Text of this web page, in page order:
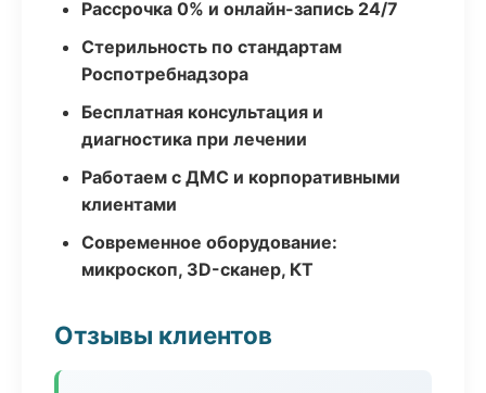
Рассрочка 0% и онлайн-запись 24/7
Стерильность по стандартам
Роспотребнадзора
Бесплатная консультация и
диагностика при лечении
Работаем с ДМС и корпоративными
клиентами
Современное оборудование:
микроскоп, 3D-сканер, КТ
Отзывы клиентов